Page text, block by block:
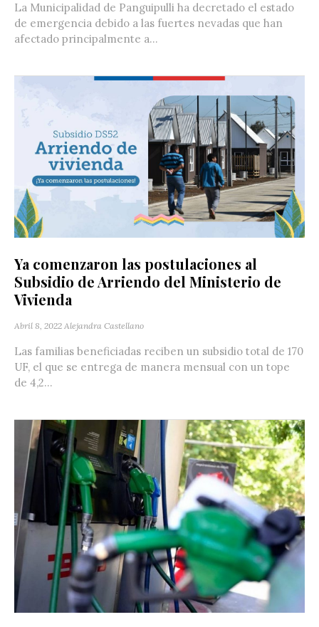
La Municipalidad de Panguipulli ha decretado el estado
de emergencia debido a las fuertes nevadas que han
afectado principalmente a...
Ya comenzaron las postulaciones al
Subsidio de Arriendo del Ministerio de
Vivienda
Abril 8, 2022 Alejandra Castellano
Las familias beneficiadas reciben un subsidio total de 170
UF, el que se entrega de manera mensual con un tope
de 4,2...